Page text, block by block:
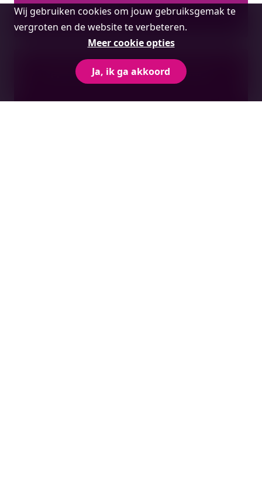
Cookie
melding
Wij gebruiken cookies om jouw gebruiksgemak te
vergroten en de website te verbeteren.
Meer cookie opties
Ja, ik ga akkoord
Onderwerp bekijken
Stappenplan agrarisch bedrijf overdragen